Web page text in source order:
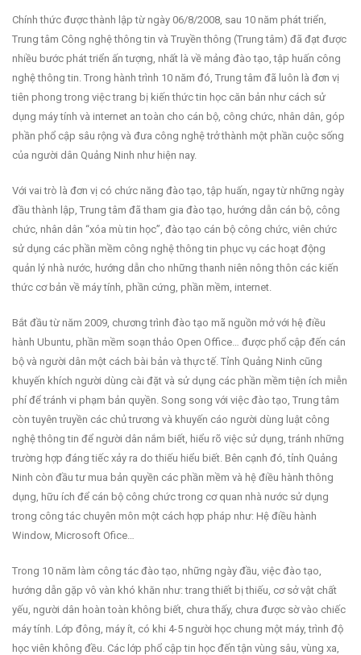
Chính thức được thành lập từ ngày 06/8/2008, sau 10 năm phát triển,
Trung tâm Công nghệ thông tin và Truyền thông (Trung tâm) đã đạt được
nhiều bước phát triển ấn tượng, nhất là về mảng đào tạo, tập huấn công
nghệ thông tin. Trong hành trình 10 năm đó, Trung tâm đã luôn là đơn vị
tiên phong trong việc trang bị kiến thức tin học căn bản như cách sử
dụng máy tính và internet an toàn cho cán bộ, công chức, nhân dân, góp
phần phổ cập sâu rộng và đưa công nghệ trở thành một phần cuộc sống
của người dân Quảng Ninh như hiện nay.
Với vai trò là đơn vị có chức năng đào tạo, tập huấn, ngay từ những ngày
đầu thành lập, Trung tâm đã tham gia đào tạo, hướng dẫn cán bộ, công
chức, nhân dân “xóa mù tin học”, đào tạo cán bộ công chức, viên chức
sử dụng các phần mềm công nghệ thông tin phục vụ các hoạt động
quản lý nhà nước, hướng dẫn cho những thanh niên nông thôn các kiến
thức cơ bản về máy tính, phần cứng, phần mềm, internet.
Bắt đầu từ năm 2009, chương trình đào tạo mã nguồn mở với hệ điều
hành Ubuntu, phần mềm soạn thảo Open Office… được phổ cập đến cán
bộ và người dân một cách bài bản và thực tế. Tỉnh Quảng Ninh cũng
khuyến khích người dùng cài đặt và sử dụng các phần mềm tiện ích miễn
phí để tránh vi phạm bản quyền. Song song với việc đào tạo, Trung tâm
còn tuyên truyền các chủ trương và khuyến cáo người dùng luật công
nghệ thông tin để người dân nắm biết, hiểu rõ việc sử dụng, tránh những
trường hợp đáng tiếc xảy ra do thiếu hiểu biết. Bên cạnh đó, tỉnh Quảng
Ninh còn đầu tư mua bản quyền các phần mềm và hệ điều hành thông
dụng, hữu ích để cán bộ công chức trong cơ quan nhà nước sử dụng
trong công tác chuyên môn một cách hợp pháp như: Hệ điều hành
Window, Microsoft Ofice…
Trong 10 năm làm công tác đào tạo, những ngày đầu, việc đào tạo,
hướng dẫn gặp vô vàn khó khăn như: trang thiết bị thiếu, cơ sở vật chất
yếu, người dân hoàn toàn không biết, chưa thấy, chưa được sờ vào chiếc
máy tính. Lớp đông, máy ít, có khi 4-5 người học chung một máy, trình độ
học viên không đều. Các lớp phổ cập tin học đến tận vùng sâu, vùng xa,